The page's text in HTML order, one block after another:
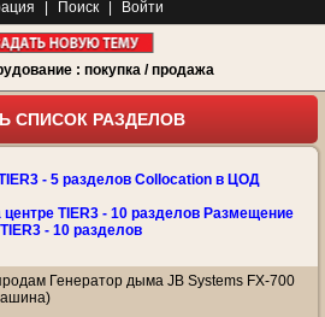
Поиск Войти
: покупка / продажа
СПИСОК РАЗДЕЛОВ
- 5 разделов Collocation в ЦОД
TIER3 - 10 разделов Размещение
- 10 разделов
Генератор дыма JB Systems FX-700